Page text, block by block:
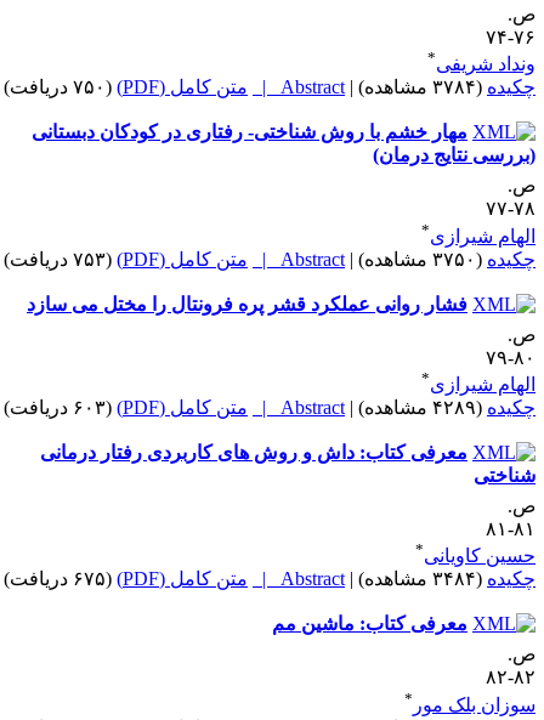
۷۴
شریفی
(۳۷۸۴ مشاهده) |
Abstract | متن کامل (PDF) (۷۵۰ دریافت)
مهار خشم با روش شناختی- رفتاری در کودکان دبستانی
نتایج درمان)
۷۷
شیرازی
(۳۷۵۰ مشاهده) |
Abstract | متن کامل (PDF) (۷۵۳ دریافت)
فشار روانی عملکرد قشر پره فرونتال را مختل می سازد
۷۹
شیرازی
(۴۲۸۹ مشاهده) |
Abstract | متن کامل (PDF) (۶۰۳ دریافت)
معرفی کتاب: داش و روش های کاربردی رفتار درمانی
۸۱
کاویانی
(۳۴۸۴ مشاهده) |
Abstract | متن کامل (PDF) (۶۷۵ دریافت)
معرفی کتاب: ماشین مم
۸۲
بلک مور